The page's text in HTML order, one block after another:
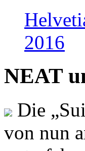
2016
NEAT
Die
von nun